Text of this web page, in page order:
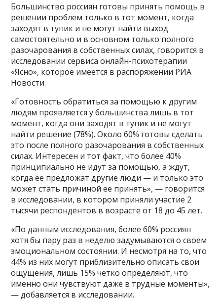
Большинство россиян готовы принять помощь в
решении проблем только в тот момент, когда
заходят в тупик и не могут найти выход
самостоятельно и в основном только полного
разочарования в собственных силах, говорится в
исследовании сервиса онлайн-психотерапии
«Ясно», которое имеется в распоряжении РИА
Новости.
«Готовность обратиться за помощью к другим
людям проявляется у большинства лишь в тот
момент, когда они заходят в тупик и не могут
найти решение (78%). Около 60% готовы сделать
это после полного разочарования в собственных
силах. Интересен и тот факт, что более 40%
принципиально не идут за помощью, а ждут,
когда ее предложат другие люди — и только это
может стать причиной ее принять», — говорится
в исследовании, в котором приняли участие 2
тысячи респондентов в возрасте от 18 до 45 лет.
«По данным исследования, более 60% россиян
хотя бы пару раз в неделю задумываются о своем
эмоциональном состоянии. И несмотря на то, что
44% из них могут приблизительно описать свои
ощущения, лишь 15% четко определяют, что
именно они чувствуют даже в трудные моменты»,
— добавляется в исследовании.